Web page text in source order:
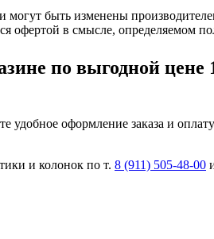
быть изменены
офертой в смысле, определяемом
по выгодной цене
оформление заказа и
и колонок по т. 8 (911) 505-48-00